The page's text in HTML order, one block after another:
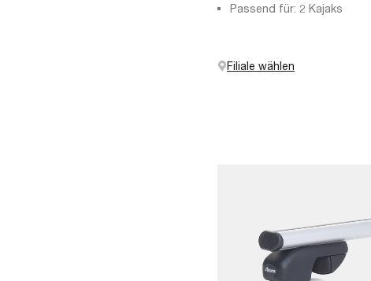
Spannband
Passend für: 2 Kajaks
Filiale wählen